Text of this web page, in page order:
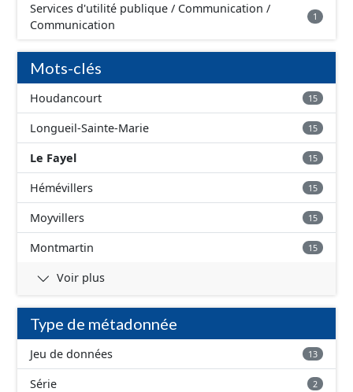
Services d'utilité publique / Communication /
Communication
1
Mots-clés
Houdancourt 15
Longueil-Sainte-Marie 15
Le Fayel 15
Hémévillers 15
Moyvillers 15
Montmartin 15
Voir plus
Type de métadonnée
Jeu de données 13
Série 2